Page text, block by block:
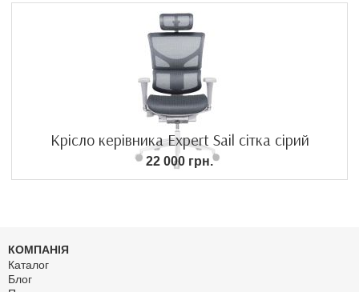
Крісло керівника Expert Sail сітка сірий
22 000 грн.
КОМПАНІЯ
Каталог
Блог